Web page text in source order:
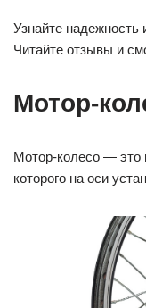
Узнайте надежность
Читайте отзывы и
Мотор-
Мотор-колесо — это
которого на оси